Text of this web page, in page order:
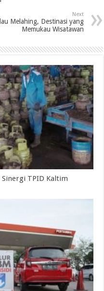
Next
Melahing, Destinasi yang
Memukau Wisatawan
TPID Kaltim